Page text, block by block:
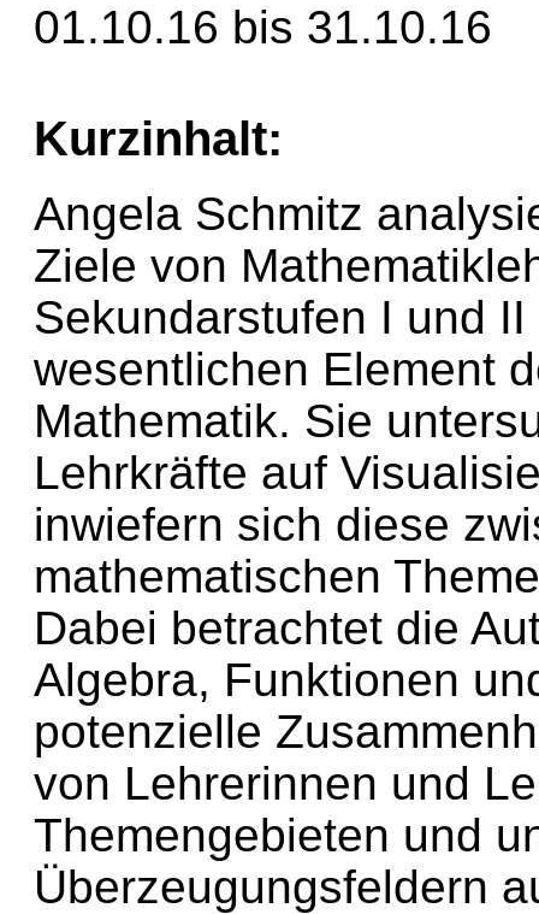
01.10.16 bis 31.10.16
Kurzinhalt:
Angela Schmitz
Ziele von
Sekundarstufen I und
wesentlichen Element
Mathematik. Sie
Lehrkräfte auf
inwiefern sich diese
mathematischen
Dabei betrachtet die
Algebra, Funktionen
potenzielle
von Lehrerinnen und
Themengebieten und
Überzeugungsfeldern